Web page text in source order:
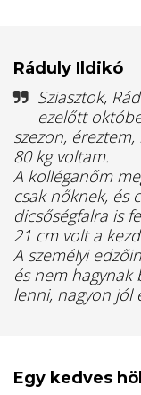
Ráduly Ildikó
Sziasztok,
ezelőtt
szezon,
80 kg voltam.
A kolléganőm
csak nőknek, és
dicsőségfalra is
21 cm volt a
A személyi
és nem
lenni, nagyon jól
Egy kedves